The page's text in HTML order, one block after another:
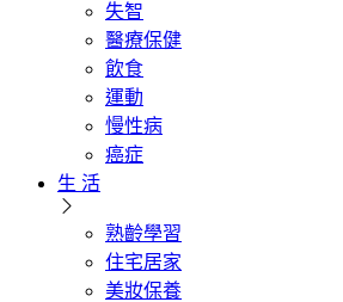
失智
醫療保健
飲食
運動
慢性病
癌症
生 活
熟齡學習
住宅居家
美妝保養